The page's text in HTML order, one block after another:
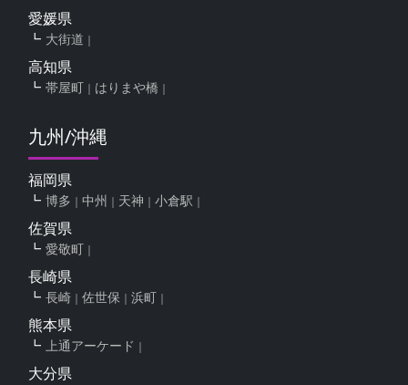
愛媛県
大街道
高知県
帯屋町 はりまや橋
九州/沖縄
福岡県
博多 中州 天神 小倉駅
佐賀県
愛敬町
長崎県
長崎 佐世保 浜町
熊本県
上通アーケード
大分県